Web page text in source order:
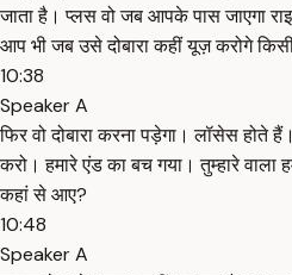
जाता है। प्लस वो जब आपके पास जाएगा
आप भी जब उसे दोबारा कहीं यूज़ करोगे
10:38
Speaker A
फिर वो दोबारा करना पड़ेगा। लॉसेस होते
करो। हमारे एंड का बच गया। तुम्हारे वाला
कहां से आए?
10:48
Speaker A